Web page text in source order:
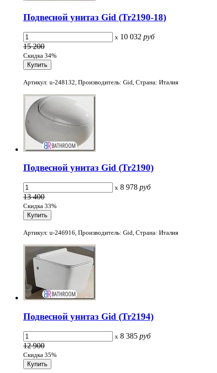
Подвесной унитаз Gid (Tr2190-18)
x 10 032 руб
15 200
Скидка 34%
Артикул: u-248132, Производитель: Gid, Страна: Италия
Подвесной унитаз Gid (Tr2190)
x 8 978 руб
13 400
Скидка 33%
Артикул: u-246916, Производитель: Gid, Страна: Италия
Подвесной унитаз Gid (Tr2194)
x 8 385 руб
12 900
Скидка 35%